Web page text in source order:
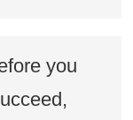
you